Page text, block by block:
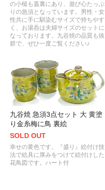
の小槌も蓋裏にあり、遊び心たっぷ
りの急須となっています。男性・女
性共に手に馴染むサイズで持ちやす
く、お湯呑は夫婦サイズのセットに
なっております。九谷焼の品質も抜
群で、ぜひ一度ご覧ください♪
九谷焼 急須3点セット 大 黄塗
り金糸梅に鳥 裏絵
SOLD OUT
幸せの黄色です。『盛り』絵付け技
法で絵具に厚みをつけて絵付けした
花鳥図です。ハート付